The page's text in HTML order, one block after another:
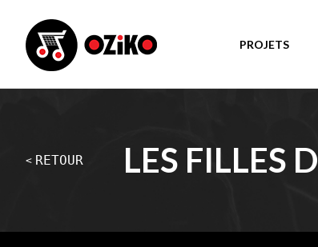
PROJETS
< RETOUR LES FILLES